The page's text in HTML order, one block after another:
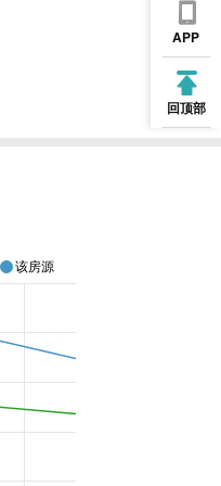
该房源
APP
回顶部